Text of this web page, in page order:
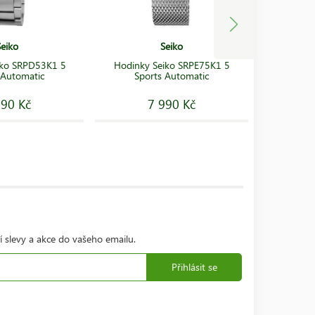
SRPD53K1 5
Kč
Seiko
Hodinky Seiko SRPE75K1 5
Sports Automatic
7 990 Kč
a akce do vašeho emailu.
Přihlásit se